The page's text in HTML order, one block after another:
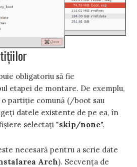
obligatoriu să fie
etapei de montare. De exemplu,
partiţie comună (/boot sau
datele existente de pe ea, în
selectaţi "skip/none".
necesară pentru a scrie date
Arch). Secvenţa de